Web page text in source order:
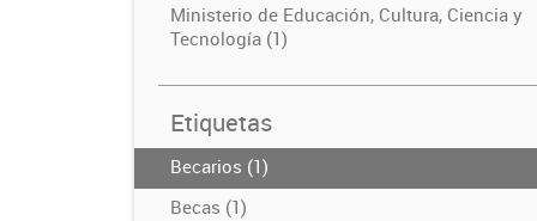
Ministerio de Educación, Cultura, Ciencia y
Tecnología (1)
Etiquetas
Becarios (1)
Becas (1)